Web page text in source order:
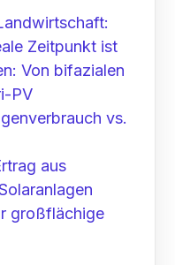
Zeitpunkt ist
Von bifazialen
PV
vs.
aus
großflächige